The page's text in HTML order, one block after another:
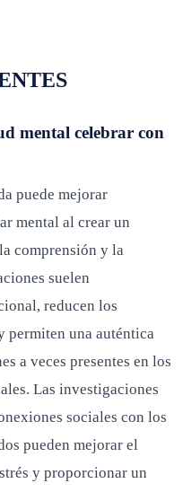
mental celebrar con
puede mejorar
mental al crear un
comprensión y la
suelen
reducen los
permiten una auténtica
a veces presentes en los
Las investigaciones
sociales con los
pueden mejorar el
y proporcionar un